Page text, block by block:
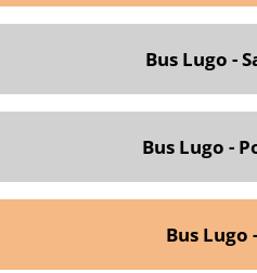
Bus Lugo -
Bus Lugo -
Bus Lugo